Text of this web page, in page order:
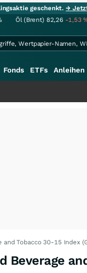
geschenkt.→
Öl (Brent) 82,26 -1,53
Fonds ETFs Anleihen
and Tobacco 30-15 Index
Beverage